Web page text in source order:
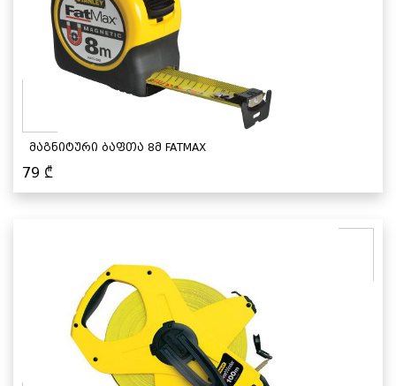
მაგნიტური ბაფთა 8მ FATMAX
79 ₾